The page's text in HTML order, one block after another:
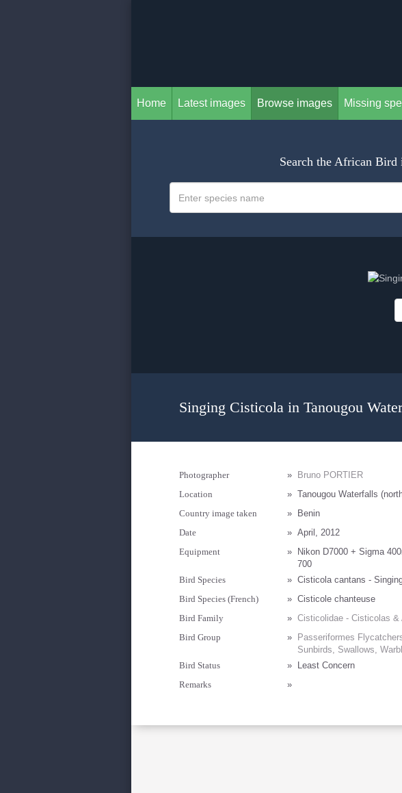
Home Latest images Browse images Missing
Search the African Bird
Singing Cisticola in Tanougou
Photographer »
Bruno PORTIER
Location
» Tanougou Waterfalls
Country image taken
»
Benin
Date
» April, 2012
Equipment
»
Nikon D7000 + Sigma
700
Bird Species
» Cisticola cantans -
Bird Species (French)
» Cisticole chanteuse
Bird Family
» Cisticolidae - Cisticolas &
Bird Group
»
Passeriformes
Sunbirds, Swallows,
Bird Status
»
Least Concern
Remarks
»